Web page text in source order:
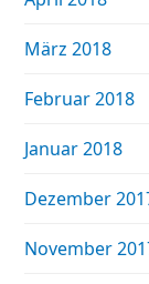
März 2018
Februar 2018
Januar 2018
Dezember
November